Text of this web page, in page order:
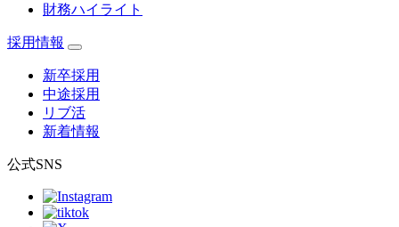
財務ハイライト
採用情報
新卒採用
中途採用
リブ活
新着情報
公式SNS